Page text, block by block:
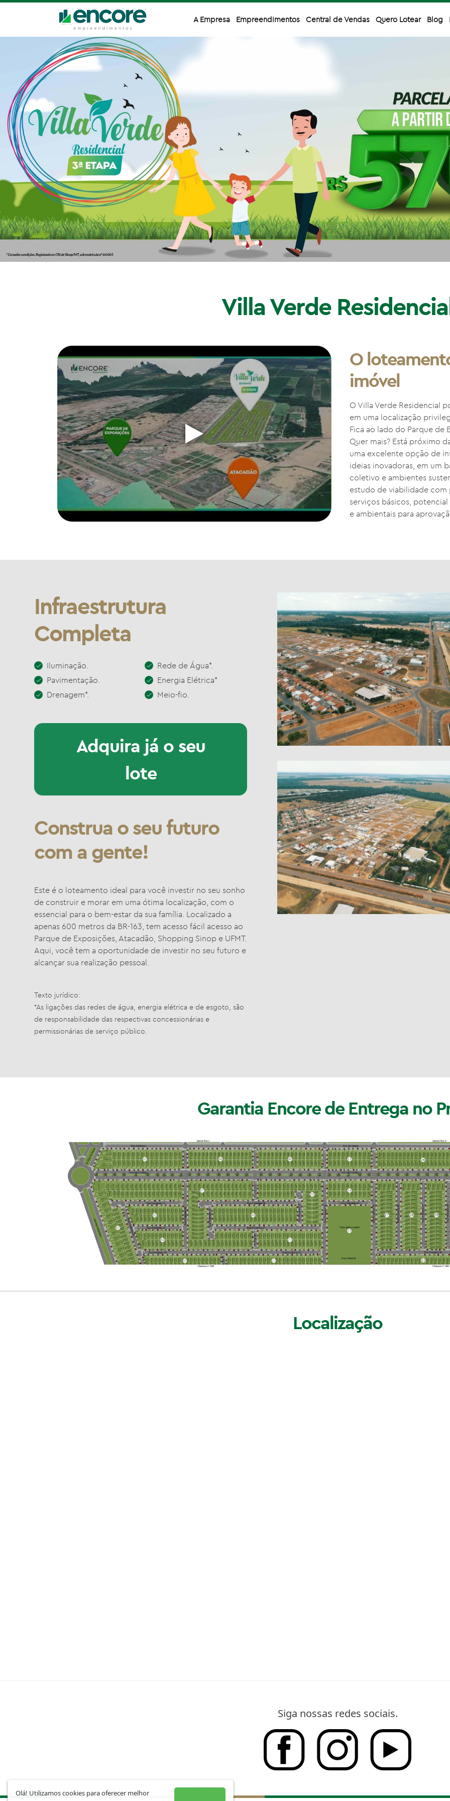
A Empresa Empreendimentos Central de Vendas Quero Lotear Blog
Villa Verde
O
imóvel
O Villa Verde Residencial
em uma localização
Fica ao lado do Parque de
Quer mais? Está próximo
uma excelente opção de
ideias inovadoras, em um
coletivo e ambientes
estudo de viabilidade com
serviços básicos,
e ambientais para
Infraestrutura
Completa
Iluminação.
Pavimentação.
Drenagem*.
Rede de Água*.
Energia Elétrica*
Meio-fio.
Adquira já o seu
lote
Construa o seu futuro
com a gente!
Este é o loteamento ideal para você investir no seu sonho
de construir e morar em uma ótima localização, com o
essencial para o bem-estar da sua família. Localizado a
apenas 600 metros da BR-163, tem acesso fácil acesso ao
Parque de Exposições, Atacadão, Shopping Sinop e UFMT.
Aqui, você tem a oportunidade de investir no seu futuro e
alcançar sua realização pessoal.
Texto jurídico:
*As ligações das redes de água, energia elétrica e de esgoto, são
de responsabilidade das respectivas concessionárias e
permissionárias de serviço público.
Garantia Encore de Entrega no
Localização
Siga nossas redes sociais.
Olá! Utilizamos cookies para oferecer melhor